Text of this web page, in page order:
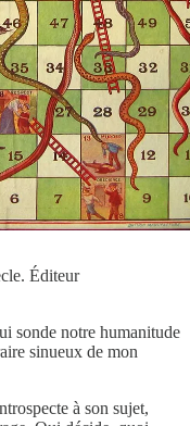
Éditeur
sonde notre humanitude
sinueux de mon
à son sujet,